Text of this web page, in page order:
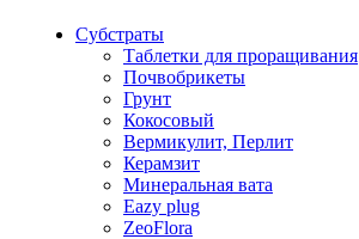
Субстраты
Таблетки для проращивания
Почвобрикеты
Грунт
Кокосовый
Вермикулит, Перлит
Керамзит
Минеральная вата
Eazy plug
ZeoFlora